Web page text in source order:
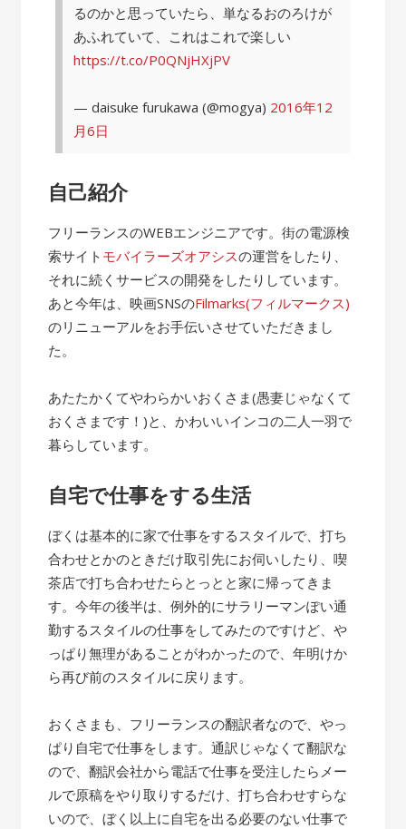
るのかと思っていたら、単なるおのろけが
あふれていて、これはこれで楽しい
https://t.co/P0QNjHXjPV
— daisuke furukawa (@mogya) 2016年12
月6日
自己紹介
フリーランスのWEBエンジニアです。街の電源検
索サイト モバイラーズオアシスの運営をしたり、
それに続くサービスの開発をしたりしています。
あと今年は、映画SNSのFilmarks(フィルマークス)
のリニューアルをお手伝いさせていただきまし
た。
あたたかくてやわらかいおくさま(愚妻じゃなくて
おくさまです！)と、かわいいインコの二人一羽で
暮らしています。
自宅で仕事をする生活
ぼくは基本的に家で仕事をするスタイルで、打ち
合わせとかのときだけ取引先にお伺いしたり、喫
茶店で打ち合わせたらとっとと家に帰ってきま
す。今年の後半は、例外的にサラリーマンぽい通
勤するスタイルの仕事をしてみたのですけど、や
っぱり無理があることがわかったので、年明けか
ら再び前のスタイルに戻ります。
おくさまも、フリーランスの翻訳者なので、やっ
ぱり自宅で仕事をします。通訳じゃなくて翻訳な
ので、翻訳会社から電話で仕事を受注したらメー
ルで原稿をやり取りするだけ、打ち合わせすらな
いので、ぼく以上に自宅を出る必要のない仕事で